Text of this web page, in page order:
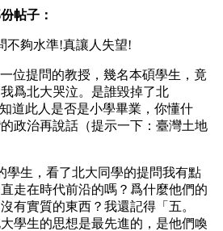
帖子：
不夠水準!真讓人失望!
位提問的教授，幾名本碩學生，竟
爲北大哭泣。是誰毀掉了北
道此人是否是小學畢業，你懂什
政治再說話（提示一下：臺灣土地
學生，看了北大同學的提問我有點
走在時代前沿的嗎？爲什麼他們的
有實質的東西？我還記得「五。
學生的思想是最先進的，是他們喚